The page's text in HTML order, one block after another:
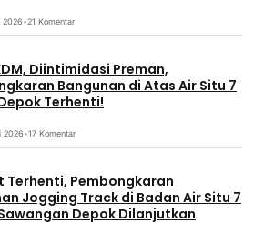
2026•21 Komentar
Diintimidasi Preman,
Bangunan di Atas Air Situ 7
Terhenti!
2026•17 Komentar
Terhenti, Pembongkaran
Jogging Track di Badan Air Situ 7
Depok Dilanjutkan